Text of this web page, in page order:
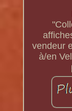
vendeur
à/en